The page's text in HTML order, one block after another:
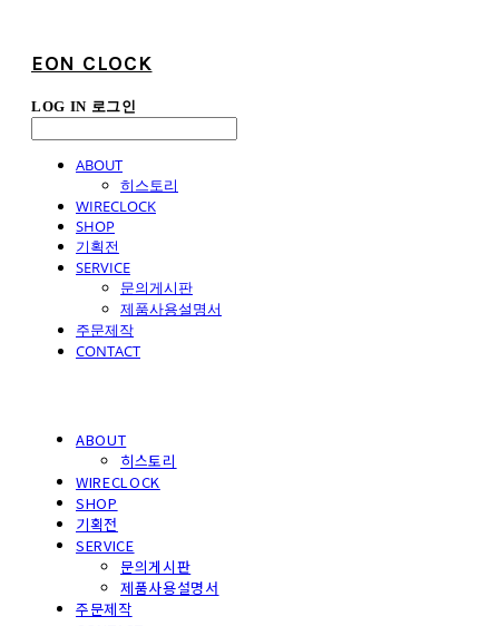
EON CLOCK
LOG IN 로그인
ABOUT
히스토리
WIRECLOCK
SHOP
기획전
SERVICE
문의게시판
제품사용설명서
주문제작
CONTACT
ABOUT
히스토리
WIRECLOCK
SHOP
기획전
SERVICE
문의게시판
제품사용설명서
주문제작